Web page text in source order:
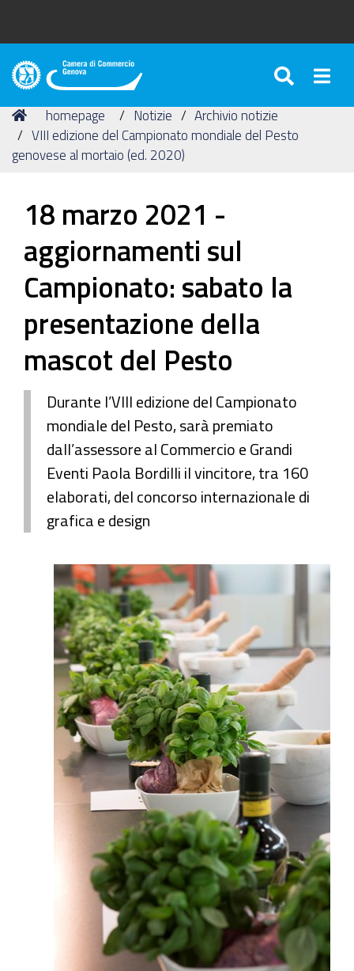
Camera
Commercio
di
Genova
Tu
sei
qui:
Home
homepage Notizie
Archivio notizie
VIII edizione del Campionato mondiale del Pesto
genovese al mortaio (ed. 2020)
18 marzo 2021 -
aggiornamenti sul
Campionato: sabato la
presentazione della
mascot del Pesto
Durante l’VIII edizione del Campionato
mondiale del Pesto, sarà premiato
dall’assessore al Commercio e Grandi
Eventi Paola Bordilli il vincitore, tra 160
elaborati, del concorso internazionale di
grafica e design